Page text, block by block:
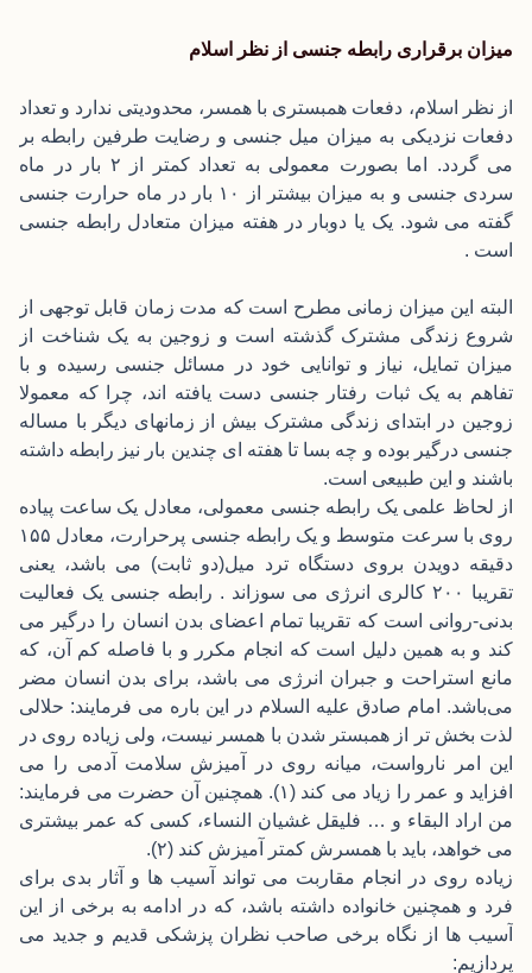
میزان برقراری رابطه جنسی از نظر اسلام
از نظر اسلام، دفعات همبستری با همسر، محدودیتی ندارد و تعداد
دفعات نزدیکی به میزان میل جنسی و رضایت طرفین رابطه بر
می گردد. اما بصورت معمولی به تعداد کمتر از ۲ بار در ماه
سردی جنسی و به میزان بیشتر از ۱۰ بار در ماه حرارت جنسی
گفته می شود. یک یا دوبار در هفته میزان متعادل رابطه جنسی
است .
البته این میزان زمانی مطرح است که مدت زمان قابل توجهی از
شروع زندگی مشترک گذشته است و زوجین به یک شناخت از
میزان تمایل، نیاز و توانایی خود در مسائل جنسی رسیده و با
تفاهم به یک ثبات رفتار جنسی دست یافته اند، چرا که معمولا
زوجین در ابتدای زندگی مشترک بیش از زمانهای دیگر با مساله
جنسی درگیر بوده و چه بسا تا هفته ای چندین بار نیز رابطه داشته
باشند و این طبیعی است.
از لحاظ علمی یک رابطه جنسی معمولی، معادل یک ساعت پیاده
روی با سرعت متوسط و یک رابطه جنسی پرحرارت، معادل ۱۵۵
دقیقه دویدن بروی دستگاه ترد میل(دو ثابت) می باشد، یعنی
تقریبا ۲۰۰ کالری انرژی می سوزاند . رابطه جنسی یک فعالیت
بدنی-روانی است که تقریبا تمام اعضای بدن انسان را درگیر می
کند و به همین دلیل است که انجام مکرر و با فاصله کم آن، که
مانع استراحت و جبران انرژی می باشد، برای بدن انسان مضر
می‌باشد. امام صادق علیه السلام در این باره می فرمایند: حلالی
لذت بخش تر از همبستر شدن با همسر نیست، ولی زیاده روی در
این امر نارواست، میانه روی در آمیزش سلامت آدمی را می
افزاید و عمر را زیاد می کند (۱). همچنین آن حضرت می فرمایند:
من اراد البقاء و … فلیقل غشیان النساء، کسی که عمر بیشتری
می خواهد، باید با همسرش کمتر آمیزش کند (۲).
زیاده روی در انجام مقاربت می تواند آسیب ها و آثار بدی برای
فرد و همچنین خانواده داشته باشد، که در ادامه به برخی از این
آسیب ها از نگاه برخی صاحب نظران پزشکی قدیم و جدید می
پردازیم: